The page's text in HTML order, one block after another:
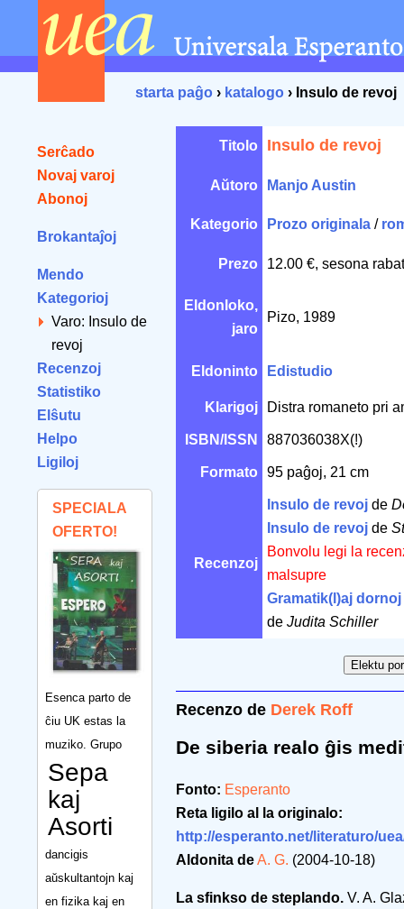
starta paĝo › katalogo › Insulo de revoj
Serĉado
Novaj varoj
Abonoj
Brokantaĵoj
Mendo
Kategorioj
Varo: Insulo de
revoj
Recenzoj
Statistiko
Elŝutu
Helpo
Ligiloj
SPECIALA
OFERTO!
Esenca parto de
ĉiu UK estas la
muziko. Grupo
Sepa
kaj
Asorti
dancigis
aŭskultantojn kaj
en fizika kaj en
Titolo Insulo de revoj
Aŭtoro Manjo Austin
Kategorio Prozo originala /
Prezo 12.00 €, sesona
Eldonloko,
jaro
Pizo, 1989
Eldoninto Edistudio
Klarigoj Distra romaneto pri
ISBN/ISSN 887036038X(!)
Formato 95 paĝoj, 21 cm
Recenzoj
Insulo de revoj de
Insulo de revoj de
Bonvolu legi la
malsupre
Gramatik(l)aj
de Judita Schiller
Recenzo de Derek Roff
De siberia realo ĝis
Fonto: Esperanto
Reta ligilo al la originalo:
http://esperanto.net/literaturo/
Aldonita deA. G. (2004-10-18)
La sfinkso de steplando. V. A.